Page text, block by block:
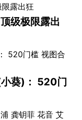
级极限露出
葵)： 520门